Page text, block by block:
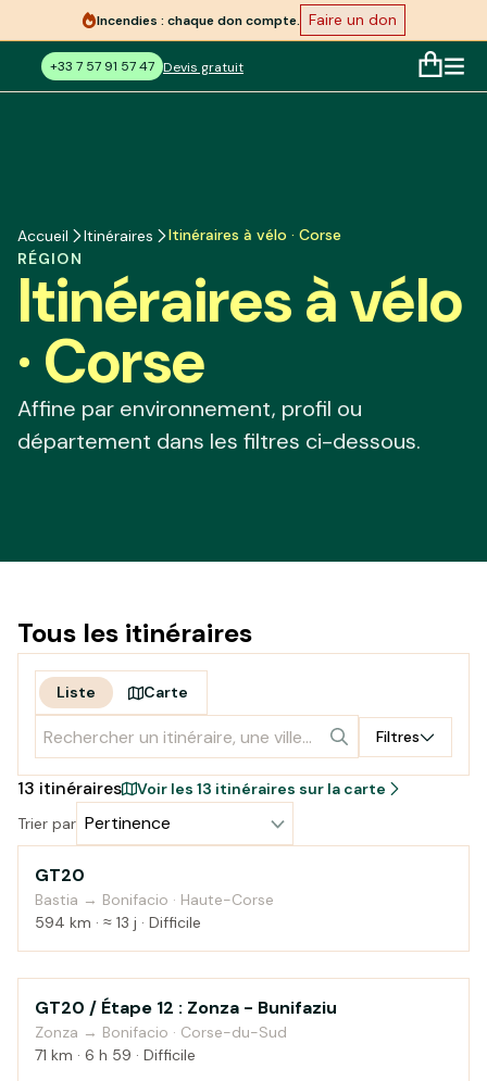
Incendies : chaque don compte. Faire un don
+33 7 57 91 57 47 Devis gratuit
Accueil Itinéraires
Itinéraires à vélo · Corse
RÉGION
Itinéraires à vélo
· Corse
Affine par environnement, profil ou
département dans les filtres ci-dessous.
Tous les itinéraires
Liste Carte
Filtres
13 itinéraires
Voir les 13 itinéraires sur la carte
Trier par Pertinence
Campagne
GT20
Bastia → Bonifacio · Haute-Corse
594 km · ≈ 13 j · Difficile
Montagne
GT20 / Étape 12 : Zonza - Bunifaziu
Zonza → Bonifacio · Corse-du-Sud
71 km · 6 h 59 · Difficile